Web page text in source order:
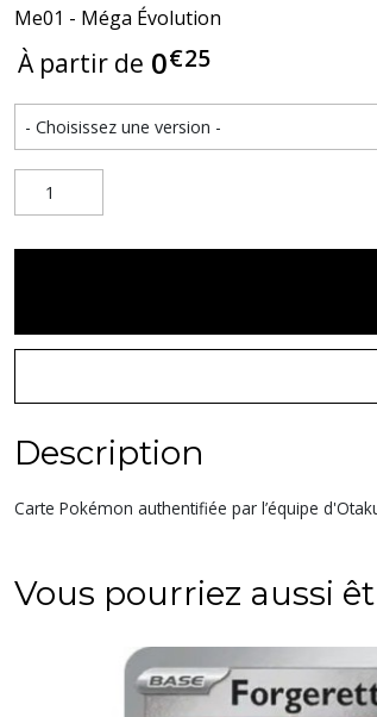
Me01 - Méga Évolution
À partir de 0€25
Description
Carte Pokémon authentifiée par l’équipe
Vous pourriez aussi